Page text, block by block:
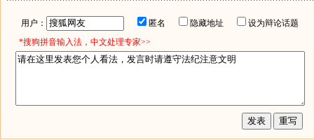
用户： 匿名 隐藏地址
设为辩论话题
*搜狗拼音输入法，中文处理专家>>